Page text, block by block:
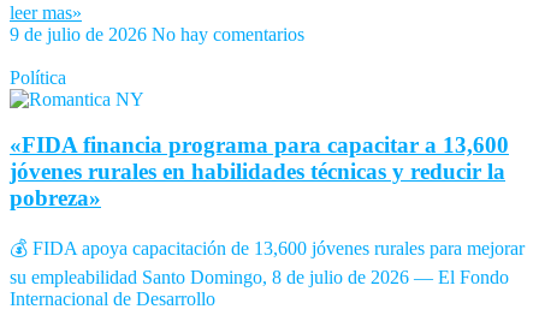
leer mas»
9 de julio de 2026 No hay comentarios
Política
«FIDA financia programa para capacitar a 13,600
jóvenes rurales en habilidades técnicas y reducir la
pobreza»
💰 FIDA apoya capacitación de 13,600 jóvenes rurales para mejorar
su empleabilidad Santo Domingo, 8 de julio de 2026 — El Fondo
Internacional de Desarrollo